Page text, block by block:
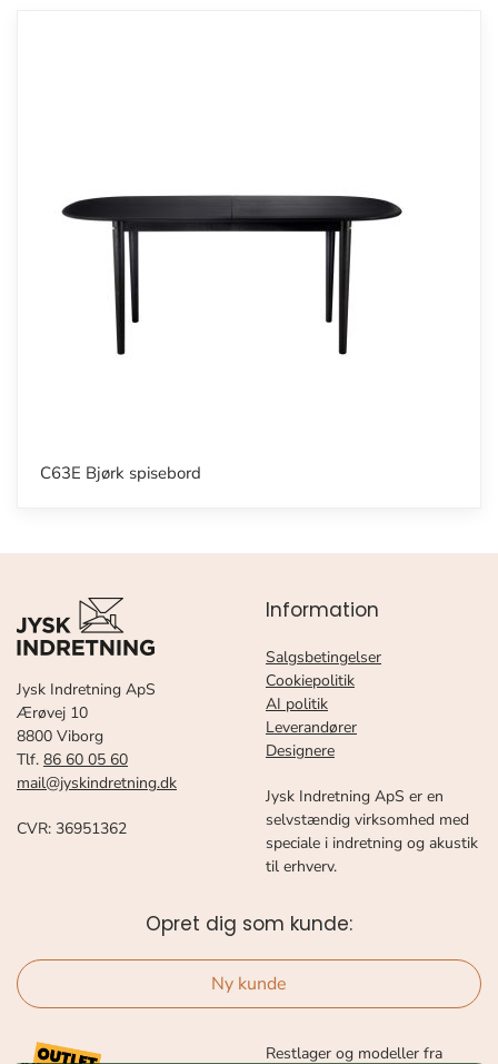
C63E Bjørk spisebord
Jysk Indretning ApS
Ærøvej 10
8800 Viborg
Tlf. 86 60 05 60
mail@jyskindretning.dk
CVR: 36951362
Information
Salgsbetingelser
Cookiepolitik
AI politik
Leverandører
Designere
Jysk Indretning ApS er en
selvstændig virksomhed med
speciale i indretning og akustik
til erhverv.
Opret dig som kunde:
Ny kunde
Restlager og modeller fra